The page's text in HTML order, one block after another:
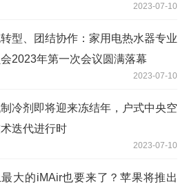
2023-07-10
型、团结协作：家用电热水器专业
2023年第一次会议圆满落幕
2023-07-10
冷剂即将迎来冻结年，户式中央空
迭代进行时
2023-07-10
最大的iMAir也要来了？苹果将推出